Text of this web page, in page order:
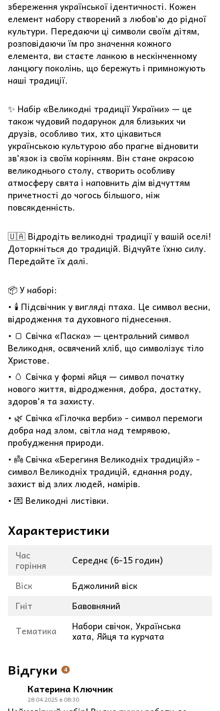
збереження української ідентичності. Кожен
елемент набору створений з любовʼю до рідної
культури. Передаючи ці символи своїм дітям,
розповідаючи їм про значення кожного
елемента, ви стаєте ланкою в нескінченному
ланцюгу поколінь, що бережуть і примножують
наші традиції.
✨ Набір «Великодні традиції України» — це
також чудовий подарунок для близьких чи
друзів, особливо тих, хто цікавиться
українською культурою або прагне відновити
зв'язок із своїм корінням. Він стане окрасою
великоднього столу, створить особливу
атмосферу свята і наповнить дім відчуттям
причетності до чогось більшого, ніж
повсякденність.
🇺🇦 Відродіть великодні традиції у вашій оселі!
Доторкніться до традицій. Відчуйте їхню силу.
Передайте їх далі.
📦 У наборі:
• 🕯️ Підсвічник у вигляді птаха. Це символ весни,
відродження та духовного піднесення.
• 🍞 Свічка «Паска» — центральний символ
Великодня, освячений хліб, що символізує тіло
Христове.
• 🥚 Свічка у формі яйця — символ початку
нового життя, відродження, добра, достатку,
здоров'я та захисту.
• 🌿 Свічка «Гілочка верби» - символ перемоги
добра над злом, світла над темрявою,
пробудження природи.
• 👼 Свічка «Берегиня Великодніх традицій» -
символ Великодніх традицій, єднання роду,
захист від злих людей, намірів.
• 💌 Великодні листівки.
Характеристики
Час
горіння
Середнє (6-15 годин)
Віск
Бджолиний віск
Гніт
Бавовняний
Тематика
Набори свічок, Українська
хата, Яйця та курчата
Відгуки 4
Катерина Ключник
28.04.2025 в 08:30